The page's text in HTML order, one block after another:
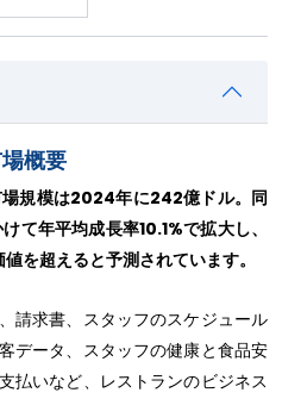
概要
規模は2024年に242億ドル。同
年平均成長率10.1%で拡大し、
を超えると予測されています。
請求書、スタッフのスケジュール
データ、スタッフの健康と食品安
払いなど、レストランのビジネス